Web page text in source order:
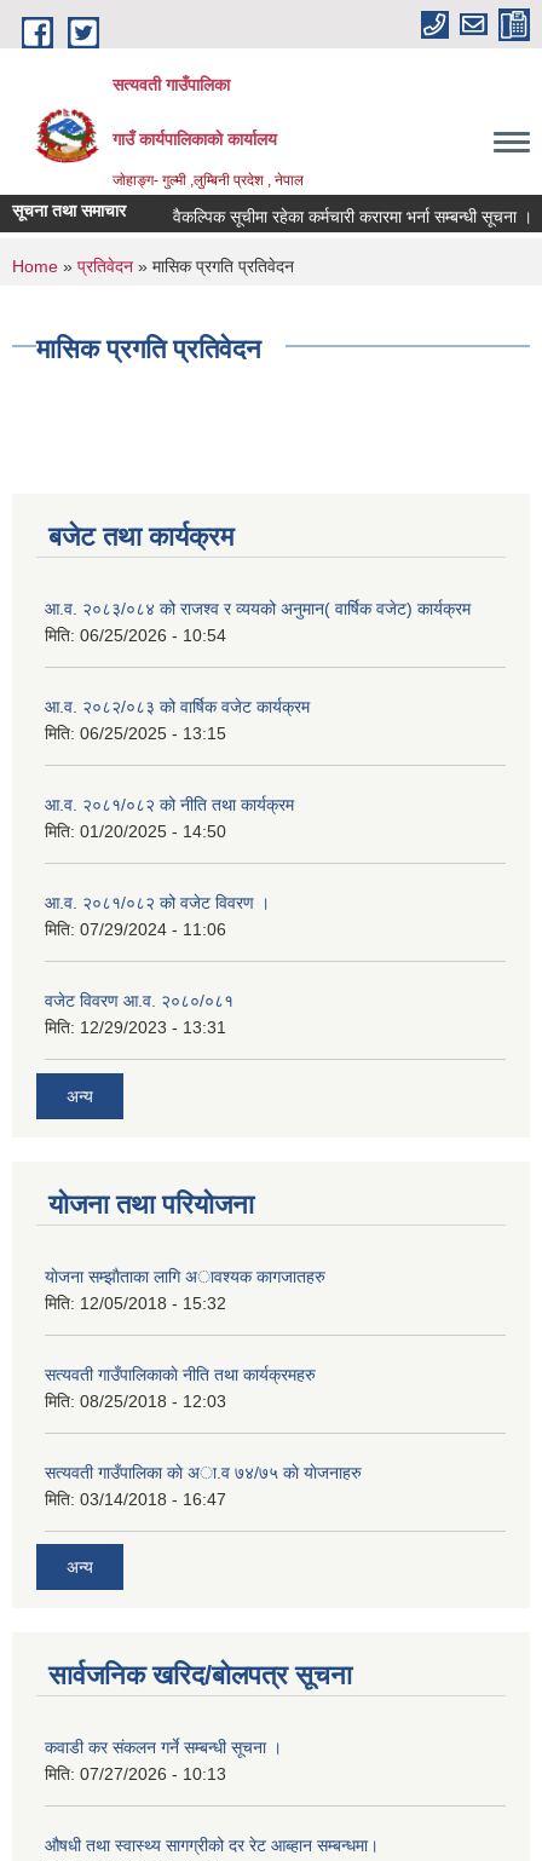
Skip to main content
सत्यवती गाउँपालिका
गाउँ कार्यपालिकाकाे कार्यालय
जाेहाङ्ग- गुल्मी ,लुम्बिनी प्रदेश , नेपाल
सूचना तथा समाचार वैकल्पिक सूचीमा रहेका कर्मचारी करारमा भर्ना सम्बन्धी सूचना ।
You are here
Home » प्रतिवेदन » मासिक प्रगति प्रतिवेदन
मासिक प्रगति प्रतिवेदन
बजेट तथा कार्यक्रम
आ.व. २०८३/०८४ को राजश्व र व्ययको अनुमान( वार्षिक वजेट) कार्यक्रम
मिति: 06/25/2026 - 10:54
आ.व. २०८२/०८३ को वार्षिक वजेट कार्यक्रम
मिति: 06/25/2025 - 13:15
आ.व. २०८१/०८२ को नीति तथा कार्यक्रम
मिति: 01/20/2025 - 14:50
आ.व. २०८१/०८२ को वजेट विवरण ।
मिति: 07/29/2024 - 11:06
वजेट विवरण आ.व. २०८०/०८१
मिति: 12/29/2023 - 13:31
अन्य
योजना तथा परियोजना
याेजना सम्झाैताका लागि अावश्यक कागजातहरु
मिति: 12/05/2018 - 15:32
सत्यवती गाउँपालिकाकाे नीति तथा कार्यक्रमहरु
मिति: 08/25/2018 - 12:03
सत्यवती गाउँपालिका काे अा‍.व ७४/७५ काे याेजनाहरु
मिति: 03/14/2018 - 16:47
अन्य
सार्वजनिक खरिद/बोलपत्र सूचना
कवाडी कर संकलन गर्ने सम्बन्धी सूचना ।
मिति: 07/27/2026 - 10:13
औषधी तथा स्वास्थ्य सागग्रीको दर रेट आब्हान सम्बन्धमा।